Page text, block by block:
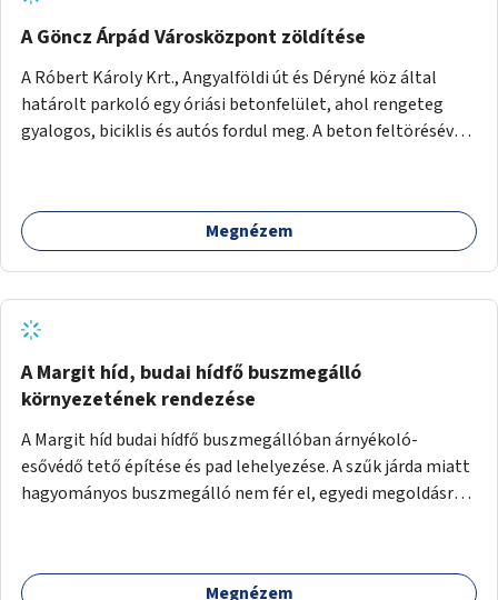
A Göncz Árpád Városközpont zöldítése
A Róbert Károly Krt., Angyalföldi út és Déryné köz által
határolt parkoló egy óriási betonfelület, ahol rengeteg
gyalogos, biciklis és autós fordul meg. A beton feltörésével,
menti járda és a parkoló közé kellene egy zöld sáv,
virágágyásokkal a meglévő fák alá, a lakóépület felőli két
Megnézem
A Margit híd, budai hídfő buszmegálló
környezetének rendezése
A Margit híd budai hídfő buszmegállóban árnyékoló-
esővédő tető építése és pad lehelyezése. A szűk járda miatt
hagyományos buszmegálló nem fér el, egyedi megoldásra
Megnézem